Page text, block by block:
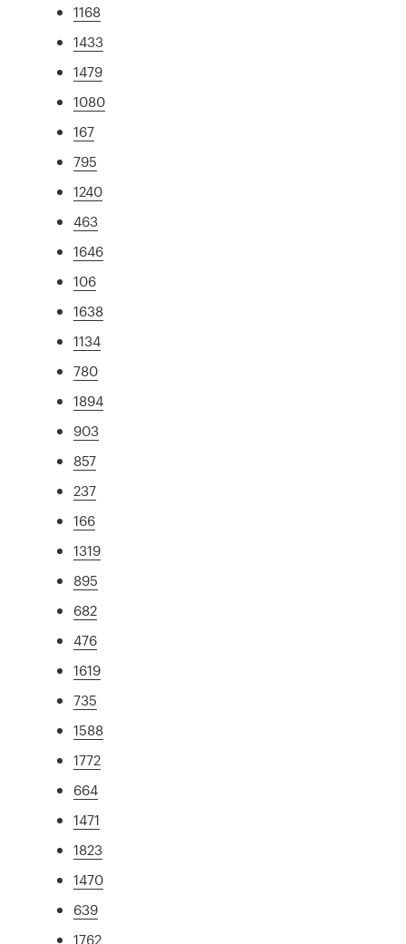
1168
1433
1479
1080
167
795
1240
463
1646
106
1638
1134
780
1894
903
857
237
166
1319
895
682
476
1619
735
1588
1772
664
1471
1823
1470
639
1762